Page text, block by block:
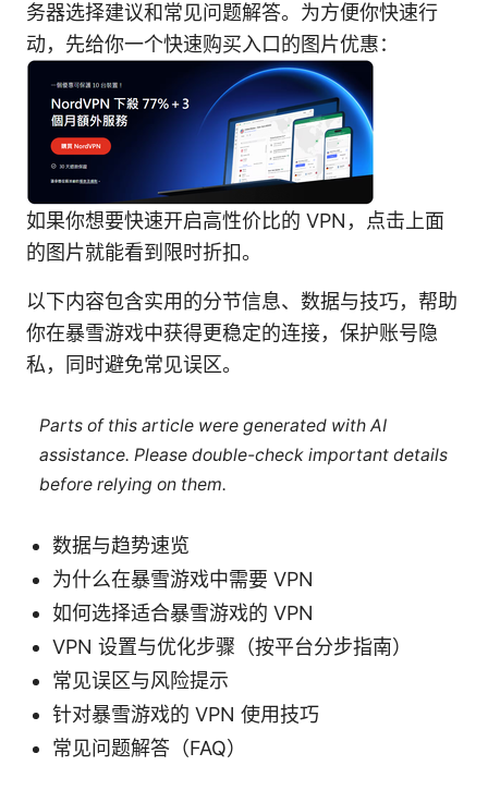
务器选择建议和常见问题解答。为方便你快速行
动，先给你一个快速购买入口的图片优惠：
如果你想要快速开启高性价比的 VPN，点击上面
的图片就能看到限时折扣。
以下内容包含实用的分节信息、数据与技巧，帮助
你在暴雪游戏中获得更稳定的连接，保护账号隐
私，同时避免常见误区。
Parts of this article were generated with AI
assistance. Please double-check important details
before relying on them.
数据与趋势速览
为什么在暴雪游戏中需要 VPN
如何选择适合暴雪游戏的 VPN
VPN 设置与优化步骤（按平台分步指南）
常见误区与风险提示
针对暴雪游戏的 VPN 使用技巧
常见问题解答（FAQ）